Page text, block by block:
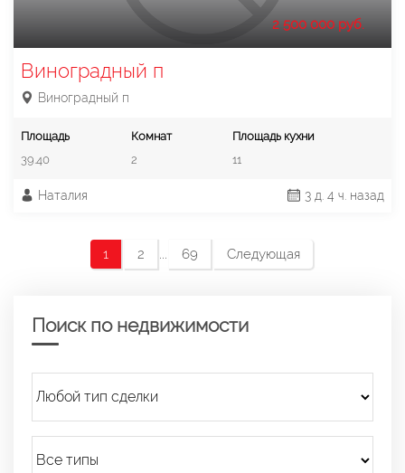
2 500 000 руб.
Виноградный п
Виноградный п
Площадь
39.40
Комнат
2
Площадь кухни
11
Наталия 3 д. 4 ч. назад
1 2 69 Следующая
Поиск по недвижимости